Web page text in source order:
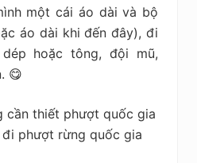
một cái áo dài và bộ
áo dài khi đến đây), đi
hoặc tông, đội mũ,
😋